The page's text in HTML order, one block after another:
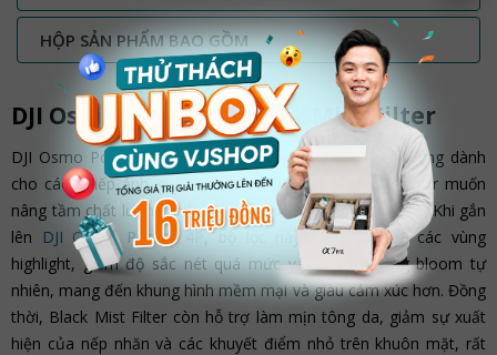
HỘP SẢN PHẨM BAO GỒM
DJI Osmo Pocket 4P Black Mist Filter
DJI Osmo Pocket 4P Black Mist Filter là phụ kiện lý tưởng dành
cho các nhiếp ảnh gia, nhà làm phim và content creator muốn
nâng tầm chất lượng hình ảnh theo phong cách điện ảnh. Khi gắn
lên
DJI Osmo Pocket 4P , bộ lọc này giúp làm dịu các vùng
highlight, giảm độ sắc nét quá mức và tạo hiệu ứng bloom tự
nhiên, mang đến khung hình mềm mại và giàu cảm xúc hơn. Đồng
thời, Black Mist Filter còn hỗ trợ làm mịn tông da, giảm sự xuất
hiện của nếp nhăn và các khuyết điểm nhỏ trên khuôn mặt, rất